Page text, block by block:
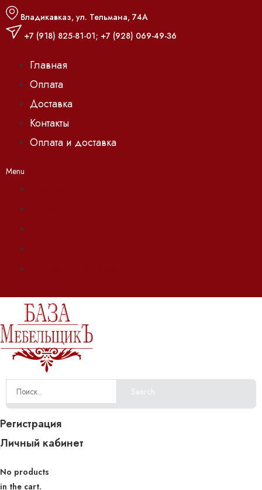
Владикавказ, ул. Тельмана, 74А
+7 (918) 825-81-01; +7 (928) 069-49-36
Главная
Оплата
Доставка
Контакты
Оплата и доставка
Menu
Search
Регистрация
Личный кабинет
No products
in the cart.